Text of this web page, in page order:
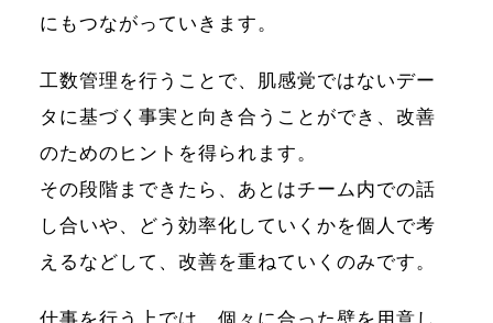
にもつながっていきます。
工数管理を行うことで、肌感覚ではないデー
タに基づく事実と向き合うことができ、改善
のためのヒントを得られます。
その段階まできたら、あとはチーム内での話
し合いや、どう効率化していくかを個人で考
えるなどして、改善を重ねていくのみです。
仕事を行う上では、個々に合った壁を用意し